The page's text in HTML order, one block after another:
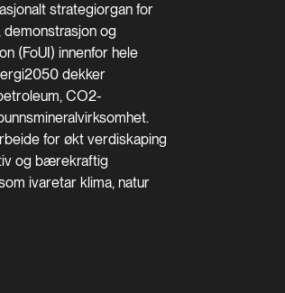
strategiorgan for
demonstrasjon og
(FoUI) innenfor hele
dekker
CO2-
for økt verdiskaping
og bærekraftig
ivaretar klima, natur